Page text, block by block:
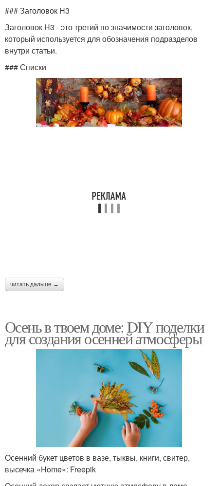
### Заголовок H3
Заголовок H3 - это третий по значимости заголовок,
который используется для обозначения подразделов
внутри статьи.
### Списки
читать дальше →
Осень в твоем доме: DIY поделки
для создания осенней атмосферы
Осенний букет цветов в вазе, тыквы, книги, свитер,
высечка «Home»: Freepik